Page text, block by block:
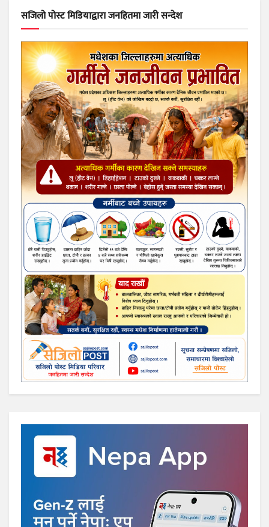
सजिलो पोस्ट मिडियाद्वारा जनहितमा जारी सन्देश